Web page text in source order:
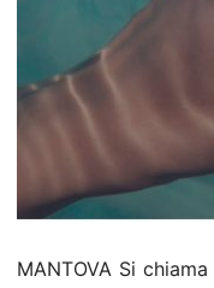
MANTOVA Si chiama